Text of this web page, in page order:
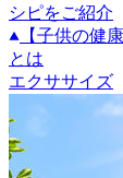
シピをご紹介
【子供の健
とは
エクササイズ